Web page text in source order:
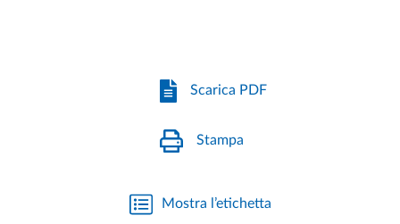
Scarica PDF
Stampa
Mostra l’etichetta